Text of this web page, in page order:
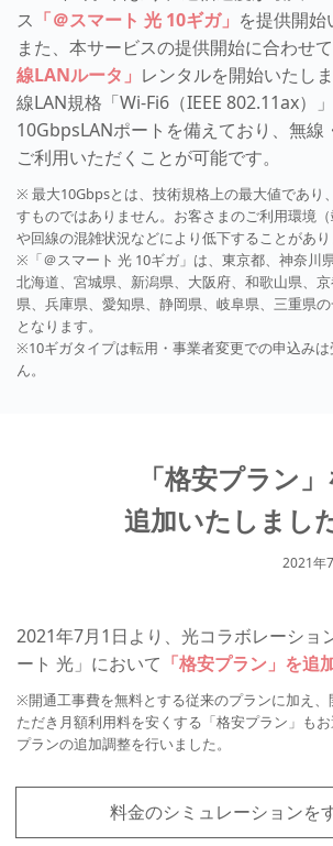
ス 「＠スマート 光 10ギガ」 を提供開始
また、本サービスの提供開始に合わせて
線LANルータ」 レンタルを開始いたし
線LAN規格「Wi-Fi6（IEEE 802.11ax）」
10GbpsLANポートを備えており、無線
ご利用いただくことが可能です。
※ 最大10Gbpsとは、技術規格上の最大値であり
すものではありません。お客さまのご利用環境（
や回線の混雑状況などにより低下することがあり
※「＠スマート 光 10ギガ」は、東京都、神奈川
北海道、宮城県、新潟県、大阪府、和歌山県、
県、兵庫県、愛知県、静岡県、岐阜県、三重県
となります。
※10ギガタイプは転用・事業者変更での申込み
ん。
「格安プラン
追加いたしまし
2021年
2021年7月1日より、光コラボレーショ
ート 光」において 「格安プラン」を追
※開通工事費を無料とする従来のプランに加え
ただき月額利用料を安くする「格安プラン」もお
プランの追加調整を行いました。
料金のシミュレーションを